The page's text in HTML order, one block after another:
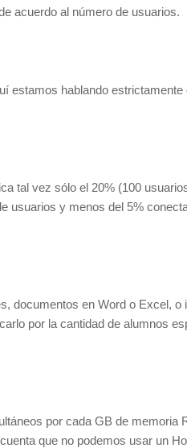
acuerdo al número de usuarios.
hablando
tal vez sólo el 20% (100
y menos del 5%
documentos en Word o Excel,
por la cantidad de alumnos
por cada GB de memoria
que no podemos usar un